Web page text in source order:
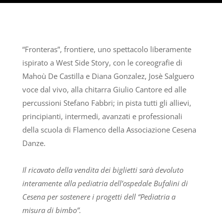
“Fronteras”, frontiere, uno spettacolo liberamente
ispirato a West Side Story, con le coreografie di
Mahoù De Castilla e Diana Gonzalez, Josè Salguero
voce dal vivo, alla chitarra Giulio Cantore ed alle
percussioni Stefano Fabbri; in pista tutti gli allievi,
principianti, intermedi, avanzati e professionali
della scuola di Flamenco della Associazione Cesena
Danze.
Il ricavato della vendita dei biglietti sarà devoluto
interamente alla pediatria dell’ospedale Bufalini di
Cesena per sostenere i progetti dell “Pediatria a
misura di bimbo”.